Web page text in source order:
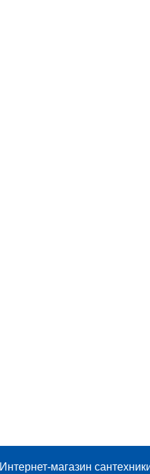
Интернет-магазин